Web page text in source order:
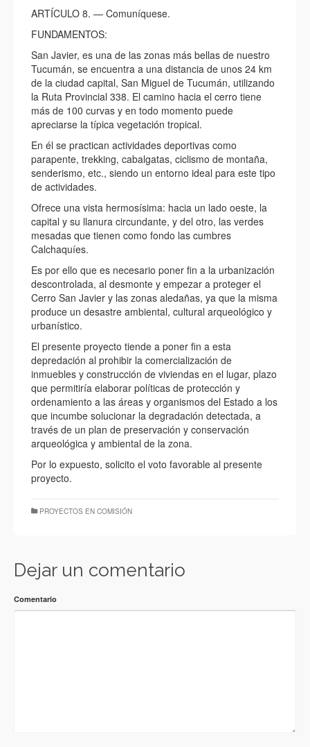
ARTÍCULO 8. — Comuníquese.
FUNDAMENTOS:
San Javier, es una de las zonas más bellas de nuestro
Tucumán, se encuentra a una distancia de unos 24 km
de la ciudad capital, San Miguel de Tucumán, utilizando
la Ruta Provincial 338. El camino hacia el cerro tiene
más de 100 curvas y en todo momento puede
apreciarse la típica vegetación tropical.
En él se practican actividades deportivas como
parapente, trekking, cabalgatas, ciclismo de montaña,
senderismo, etc., siendo un entorno ideal para este tipo
de actividades.
Ofrece una vista hermosísima: hacia un lado oeste, la
capital y su llanura circundante, y del otro, las verdes
mesadas que tienen como fondo las cumbres
Calchaquíes.
Es por ello que es necesario poner fin a la urbanización
descontrolada, al desmonte y empezar a proteger el
Cerro San Javier y las zonas aledañas, ya que la misma
produce un desastre ambiental, cultural arqueológico y
urbanístico.
El presente proyecto tiende a poner fin a esta
depredación al prohibir la comercialización de
inmuebles y construcción de viviendas en el lugar, plazo
que permitiría elaborar políticas de protección y
ordenamiento a las áreas y organismos del Estado a los
que incumbe solucionar la degradación detectada, a
través de un plan de preservación y conservación
arqueológica y ambiental de la zona.
Por lo expuesto, solicito el voto favorable al presente
proyecto.
PROYECTOS EN COMISIÓN
Dejar un comentario
Comentario